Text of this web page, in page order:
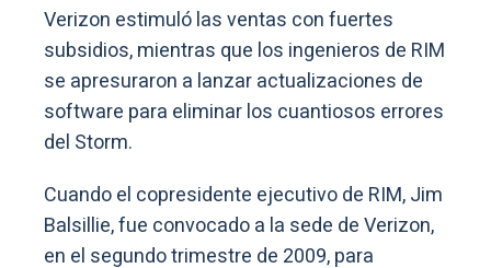
Verizon estimuló las ventas con fuertes
subsidios, mientras que los ingenieros de RIM
se apresuraron a lanzar actualizaciones de
software para eliminar los cuantiosos errores
del Storm.
Cuando el copresidente ejecutivo de RIM, Jim
Balsillie, fue convocado a la sede de Verizon,
en el segundo trimestre de 2009, para